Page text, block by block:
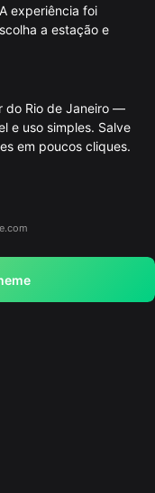
experiência foi
a estação e
do Rio de Janeiro —
e uso simples. Salve
em poucos cliques.